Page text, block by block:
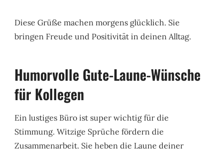
Diese Grüße machen morgens glücklich. Sie
bringen Freude und Positivität in deinen Alltag.
Humorvolle Gute-Laune-Wünsche
für Kollegen
Ein lustiges Büro ist super wichtig für die
Stimmung. Witzige Sprüche fördern die
Zusammenarbeit. Sie heben die Laune deiner